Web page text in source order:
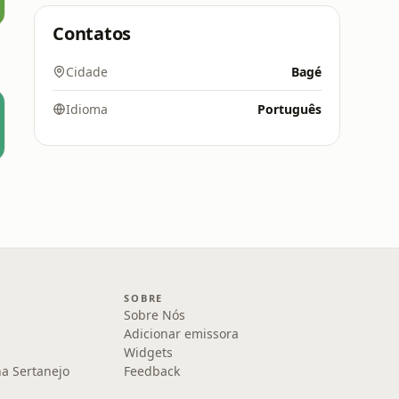
Contatos
Cidade Bagé
Idioma Português
Sertanejo
SOBRE
Sobre Nós
Adicionar emissora
Widgets
Feedback